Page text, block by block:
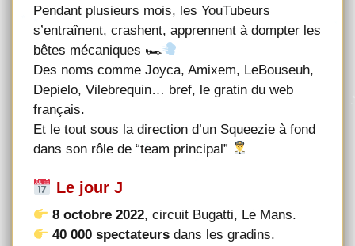
Pendant plusieurs mois, les YouTubeurs
s’entraînent, crashent, apprennent à dompter les
bêtes mécaniques 🏎
Des noms comme Joyca, Amixem, LeBouseuh,
Depielo, Vilebrequin… bref, le gratin du web
français.
Et le tout sous la direction d’un Squeezie à fond
dans son rôle de “team principal”
Le jour J
8 octobre 2022, circuit Bugatti, Le Mans.
40 000 spectateurs dans les gradins.